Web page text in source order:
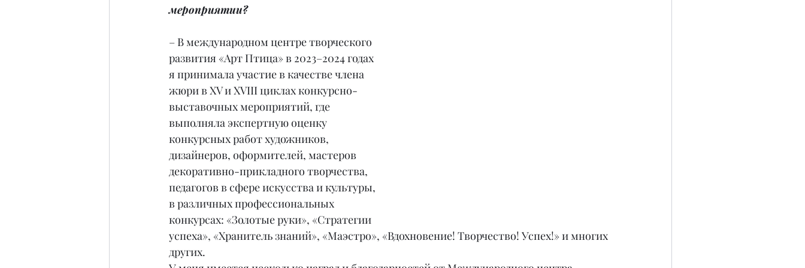
мероприятии?
– В международном центре творческого
развития «Арт Птица» в 2023–2024 годах
я принимала участие в качестве члена
жюри в XV и XVIII циклах конкурсно-
выставочных мероприятий, где
выполняла экспертную оценку
конкурсных работ художников,
дизайнеров, оформителей, мастеров
декоративно-прикладного творчества,
педагогов в сфере искусства и культуры,
в различных профессиональных
конкурсах: «Золотые руки», «Стратегии
успеха», «Хранитель знаний», «Маэстро», «Вдохновение! Творчество! Успех!» и многих
других.